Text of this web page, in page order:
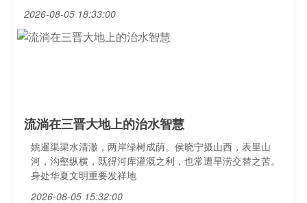
2026-08-05 18:33:00
流淌在三晋大地上的治水智慧
姚暹渠渠水清澈，两岸绿树成荫。侯晓宁摄山西，表里山
河，沟壑纵横，既得河库灌溉之利，也常遭旱涝交替之苦。
身处华夏文明重要发祥地
2026-08-05 15:32:00